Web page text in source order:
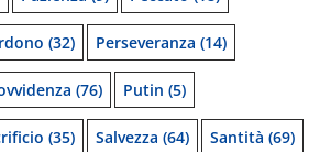
(32) Perseveranza (14)
(76) Putin (5)
(35) Salvezza (64) Santità (69)